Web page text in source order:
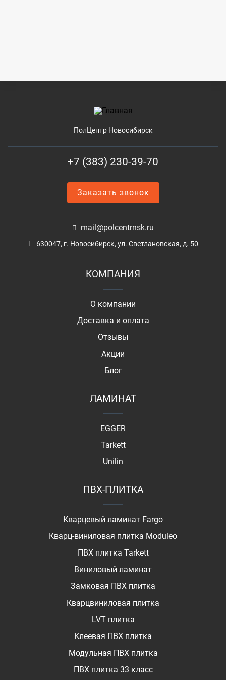
ПолЦентр Новосибирск
+7 (383) 230-39-70
Заказать звонок
mail@polcentrnsk.ru
630047, г. Новосибирск, ул. Светлановская, д. 50
КОМПАНИЯ
О компании
Доставка и оплата
Отзывы
Акции
Блог
ЛАМИНАТ
EGGER
Tarkett
Unilin
ПВХ-ПЛИТКА
Кварцевый ламинат Fargo
Кварц-виниловая плитка Moduleo
ПВХ плитка Tarkett
Виниловый ламинат
Замковая ПВХ плитка
Кварцвиниловая плитка
LVT плитка
Клеевая ПВХ плитка
Модульная ПВХ плитка
ПВХ плитка 33 класс